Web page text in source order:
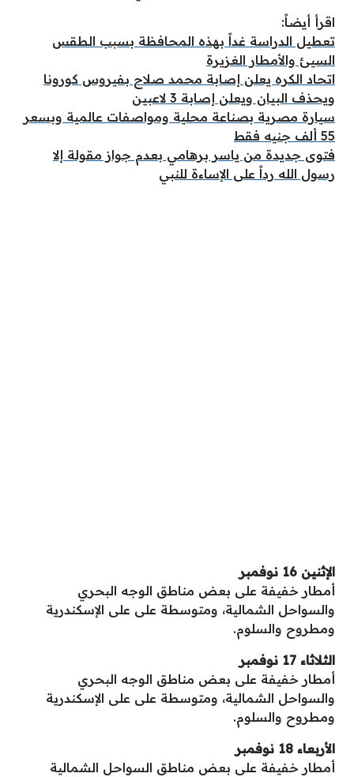
اقرأ أيضاً:
تعطيل الدراسة غداً بهذه المحافظة بسبب الطقس
السيئ والأمطار الغزيرة
اتحاد الكره يعلن إصابة محمد صلاح بفيروس كورونا
ويحذف البيان ويعلن إصابة 3 لاعبين
سيارة مصرية بصناعة محلية ومواصفات عالمية وبسعر
55 ألف جنيه فقط
فتوى جديدة من ياسر برهامي بعدم جواز مقولة إلا
رسول الله رداً على الإساءة للنبي
الإثنين 16 نوفمبر
أمطار خفيفة على بعض مناطق الوجه البحري
والسواحل الشمالية، ومتوسطة على على الإسكندرية
ومطروح والسلوم.
الثلاثاء 17 نوفمبر
أمطار خفيفة على بعض مناطق الوجه البحري
والسواحل الشمالية، ومتوسطة على على الإسكندرية
ومطروح والسلوم.
الأربعاء 18 نوفمبر
أمطار خفيفة على بعض مناطق السواحل الشمالية